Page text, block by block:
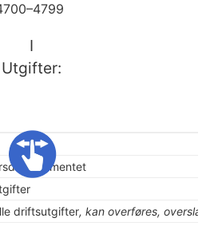
I
Utgifter:
driftsutgifter, kan overføres,